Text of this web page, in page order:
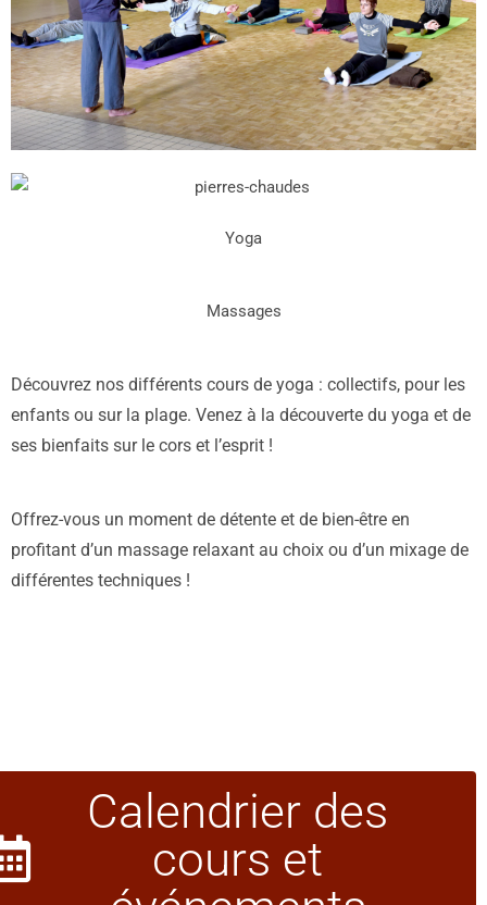
Yoga
Massages
Découvrez nos différents cours de yoga : collectifs, pour les
enfants ou sur la plage. Venez à la découverte du yoga et de
ses bienfaits sur le cors et l’esprit !
Offrez-vous un moment de détente et de bien-être en
profitant d’un massage relaxant au choix ou d’un mixage de
différentes techniques !
Calendrier des
cours et